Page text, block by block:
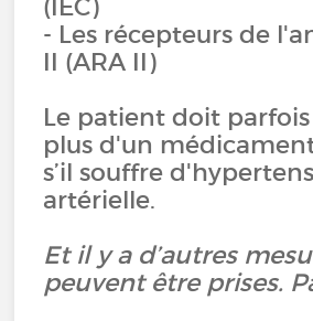
(IEC)
- Les récepteurs de
II (ARA II)
Le patient doit
plus d'un
s’il souffre
artérielle.
Et il y a d’autres
peuvent être prises.